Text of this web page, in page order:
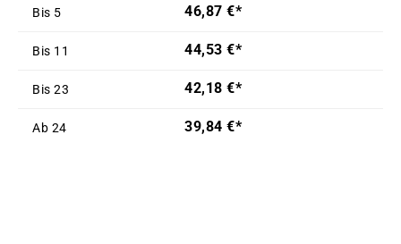
Bis 5 46,87 €*
Bis 11 44,53 €*
Bis 23 42,18 €*
Ab 24 39,84 €*